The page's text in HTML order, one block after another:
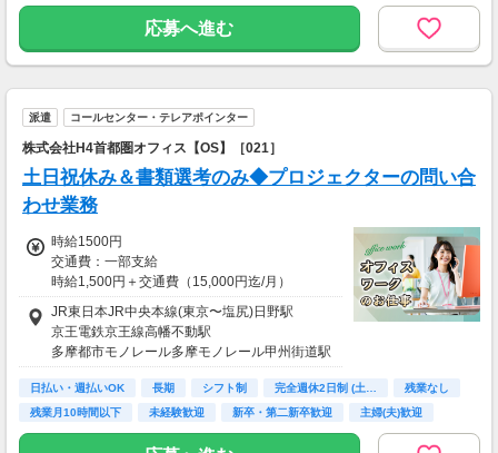
高校卒業以上
応募へ進む
派遣 コールセンター・テレアポインター
株式会社H4首都圏オフィス【OS】［021］
土日祝休み＆書類選考のみ◆プロジェクターの問い合
わせ業務
時給1500円
交通費：一部支給
時給1,500円＋交通費（15,000円迄/月）
JR東日本JR中央本線(東京〜塩尻)日野駅
京王電鉄京王線高幡不動駅
多摩都市モノレール多摩モノレール甲州街道駅
日払い・週払いOK 長期 シフト制 完全週休2日制 (土…
残業なし
残業月10時間以下
未経験歓迎 新卒・第二新卒歓迎 主婦(夫)歓迎